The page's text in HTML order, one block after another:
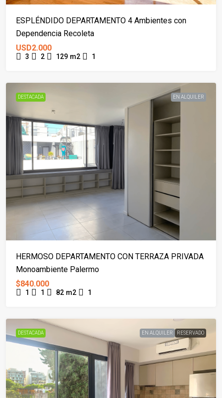
ESPLÉNDIDO DEPARTAMENTO 4 Ambientes con
Dependencia Recoleta
USD2.000
3 2 129 m2 1
DESTACADA EN ALQUILER
HERMOSO DEPARTAMENTO CON TERRAZA PRIVADA
Monoambiente Palermo
$840.000
1 1 82 m2 1
DESTACADA EN ALQUILER RESERVADO